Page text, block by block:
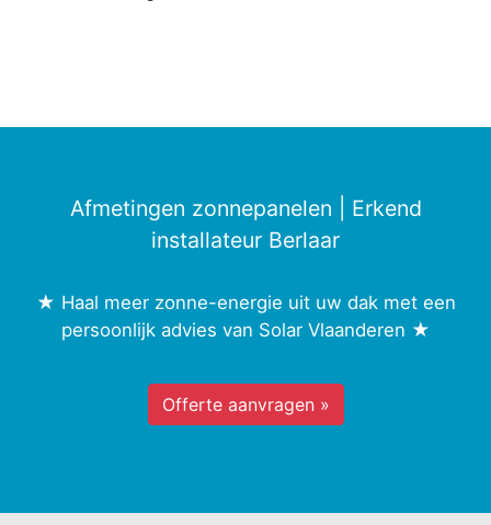
Afmetingen zonnepanelen | Erkend
installateur Berlaar
★ Haal meer zonne-energie uit uw dak met een
persoonlijk advies van Solar Vlaanderen ★
Offerte aanvragen »